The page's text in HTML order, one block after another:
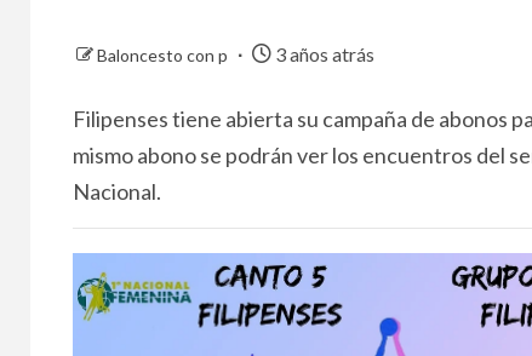
Baloncesto con p 3 años atrás
Filipenses tiene abierta su campaña de abonos
mismo abono se podrán ver los encuentros del
Nacional.